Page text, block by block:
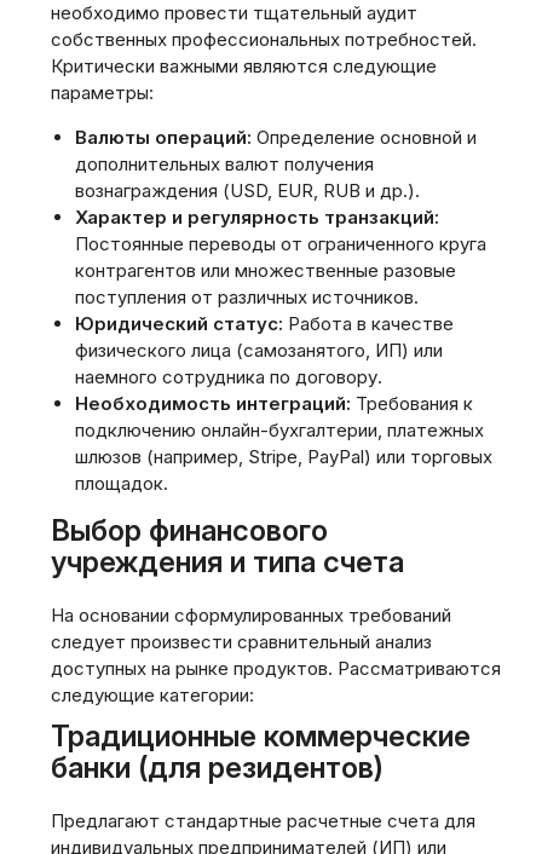
необходимо провести тщательный аудит
собственных профессиональных потребностей.
Критически важными являются следующие
параметры:
Валюты операций: Определение основной и
дополнительных валют получения
вознаграждения (USD, EUR, RUB и др.).
Характер и регулярность транзакций:
Постоянные переводы от ограниченного круга
контрагентов или множественные разовые
поступления от различных источников.
Юридический статус: Работа в качестве
физического лица (самозанятого, ИП) или
наемного сотрудника по договору.
Необходимость интеграций: Требования к
подключению онлайн-бухгалтерии, платежных
шлюзов (например, Stripe, PayPal) или торговых
площадок.
Выбор финансового
учреждения и типа счета
На основании сформулированных требований
следует произвести сравнительный анализ
доступных на рынке продуктов. Рассматриваются
следующие категории:
Традиционные коммерческие
банки (для резидентов)
Предлагают стандартные расчетные счета для
индивидуальных предпринимателей (ИП) или